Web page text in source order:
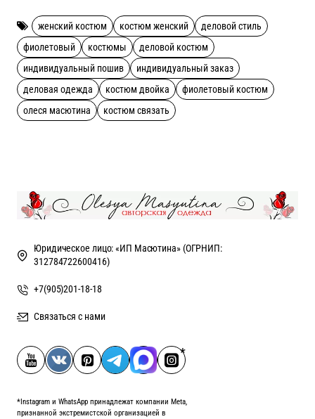
женский костюм костюм женский
деловой стиль
фиолетовый
костюмы
деловой костюм
индивидуальный пошив
индивидуальный заказ
деловая одежда
костюм двойка
фиолетовый костюм
олеся масютина
костюм связать
Юридическое лицо: «ИП Масютина» (ОГРНИП:
312784722600416)
+7(905)201-18-18
Связаться с нами
*Instagram и WhatsApp принадлежат компании Meta,
признанной экстремистской организацией в